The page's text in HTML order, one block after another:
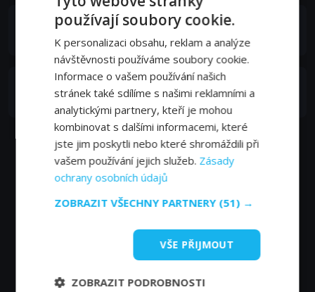
Aylin Tezel
Marie Walsen
Horst Kotterba
Kapitän
používají soubory cookie.
K personalizaci obsahu, reklam a analýze
návštěvnosti používáme soubory cookie.
Informace o vašem používání našich
stránek také sdílíme s našimi reklamními a
analytickými partnery, kteří je mohou
kombinovat s dalšími informacemi, které
jste jim poskytli nebo které shromáždili při
vašem používání jejich služeb. Zásady
ochrany osobních údajů
ZOBRAZIT VŠECHNY PARTNERY (51) →
VŠE PŘIJMOUT
ZOBRAZIT PODROBNOSTI